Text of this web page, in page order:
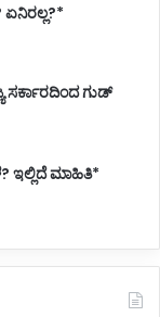
ಸರ್ಕಾರದಿಂದ ಗುಡ್
ಇಲ್ಲಿದೆ ಮಾಹಿತಿ*